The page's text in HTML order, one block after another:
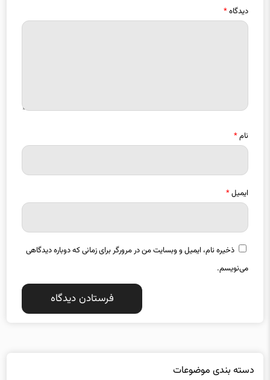
شده‌اند*
دیدگاه
نام
ایمیل
ذخیره نام، ایمیل و وبسایت من در مرورگر برای زمانی که دوباره دیدگاهی